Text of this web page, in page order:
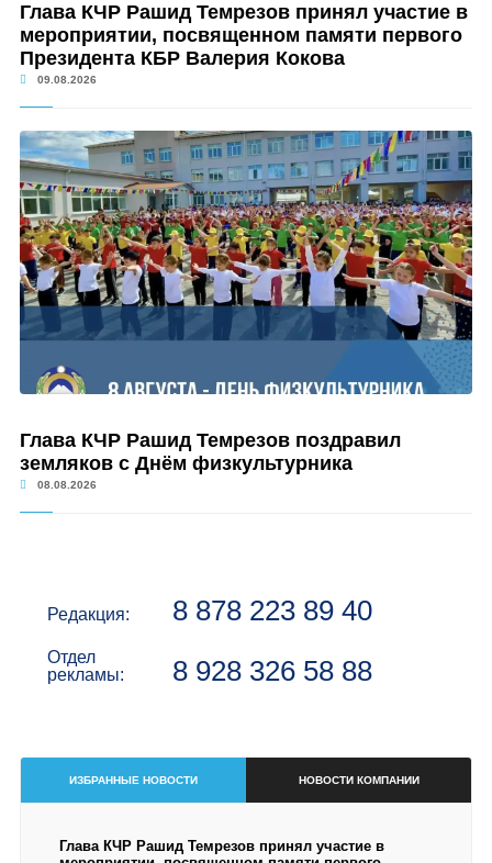
Глава КЧР Рашид Темрезов принял участие в
мероприятии, посвященном памяти первого
Президента КБР Валерия Кокова
09.08.2026
Глава КЧР Рашид Темрезов поздравил
земляков с Днём физкультурника
08.08.2026
Редакция: 8 878 223 89 40
Отдел
рекламы:
8 928 326 58 88
ИЗБРАННЫЕ НОВОСТИ НОВОСТИ КОМПАНИИ
Глава КЧР Рашид Темрезов принял участие в